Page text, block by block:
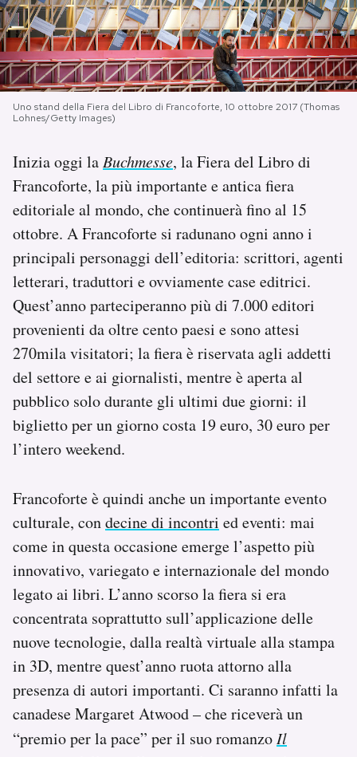
NEWSLETTER
I MIEI PREFERITI
SHOP
CALENDARIO
Area Personale
Newsletter
Notifiche mobile
Regala il Post
Hai bisogno di aiuto?
Esci
Uno stand della Fiera del Libro di Francoforte, 10 ottobre 2017 (Thomas
Lohnes/Getty Images)
Inizia oggi laBuchmesse, la Fiera del Libro di
Francoforte, la più importante e antica fiera
editoriale al mondo, che continuerà fino al 15
ottobre. A Francoforte si radunano ogni anno i
principali personaggi dell’editoria: scrittori, agenti
letterari, traduttori e ovviamente case editrici.
Quest’anno parteciperanno più di 7.000 editori
provenienti da oltre cento paesi e sono attesi
270mila visitatori; la fiera è riservata agli addetti
del settore e ai giornalisti, mentre è aperta al
pubblico solo durante gli ultimi due giorni: il
biglietto per un giorno costa 19 euro, 30 euro per
l’intero weekend.
Francoforte è quindi anche un importante evento
culturale, condecine di incontri ed eventi: mai
come in questa occasione emerge l’aspetto più
innovativo, variegato e internazionale del mondo
legato ai libri. L’anno scorso la fiera si era
concentrata soprattutto sull’applicazione delle
nuove tecnologie, dalla realtà virtuale alla stampa
in 3D, mentre quest’anno ruota attorno alla
presenza di autori importanti. Ci saranno infatti la
canadese Margaret Atwood – che riceverà un
“premio per la pace” per il suo romanzoIl